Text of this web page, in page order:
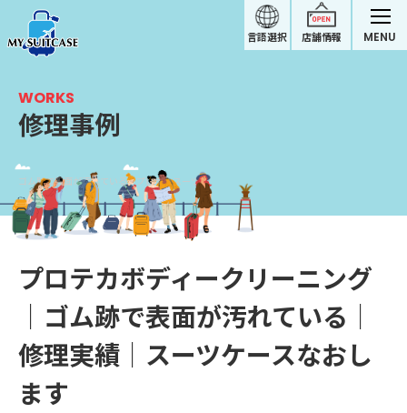
店舗情報
言語選択 MENU
ゴム跡で表面が汚れている｜プロテカスーツケース修理実績
WORKS
修理事例
プロテカボディークリーニング
｜ゴム跡で表面が汚れている｜
修理実績｜スーツケースなおし
ます